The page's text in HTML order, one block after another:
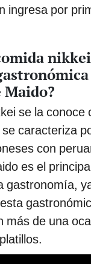
ingresa por
se la conoce
caracteriza
con
es el
gastronomía,
más de una